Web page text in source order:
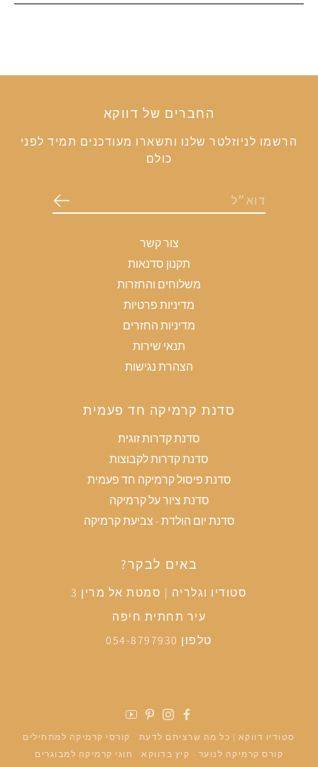
החברים של דווקא
הרשמו לניוזלטר שלנו ותשארו מעודכנים תמיד לפני
כולם
צור קשר
תקנון סדנאות
משלוחים והחזרות
מדיניות פרטיות
מדיניות החזרים
תנאי שירות
הצהרת נגישות
סדנת קרמיקה חד פעמית
סדנת קדרות זוגית
סדנת קדרות לקבוצות
סדנת פיסול קרמיקה חד פעמית
סדנת ציור על קרמיקה
סדנת יום הולדת - צביעת קרמיקה
באים לבקר?
סטודיו וגלריה | סמטת אל מרין 3
עיר תחתית חיפה
טלפון 054-8797930
סטודיו דווקא | כל מה שרציתם לדעת
קורסי קרמיקה למתחילים
קורס קרמיקה לנוער - קיץ בדווקא
חוגי קרמיקה למבוגרים